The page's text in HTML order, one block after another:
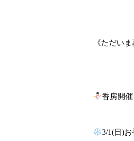
《ただい
香房開催
3/1(日)